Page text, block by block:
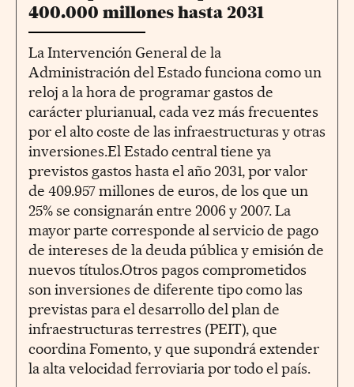
400.000 millones hasta 2031
La Intervención General de la
Administración del Estado funciona como un
reloj a la hora de programar gastos de
carácter plurianual, cada vez más frecuentes
por el alto coste de las infraestructuras y otras
inversiones.El Estado central tiene ya
previstos gastos hasta el año 2031, por valor
de 409.957 millones de euros, de los que un
25% se consignarán entre 2006 y 2007. La
mayor parte corresponde al servicio de pago
de intereses de la deuda pública y emisión de
nuevos títulos.Otros pagos comprometidos
son inversiones de diferente tipo como las
previstas para el desarrollo del plan de
infraestructuras terrestres (PEIT), que
coordina Fomento, y que supondrá extender
la alta velocidad ferroviaria por todo el país.